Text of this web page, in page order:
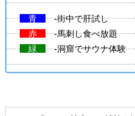
青
-街中で肝試し
赤
-馬刺し食べ放題
緑
-洞窟でサウナ体験